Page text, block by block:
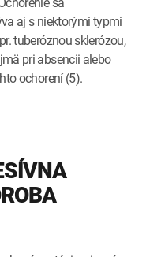
aj s niektorými typmi
tuberóznou sklerózou,
pri absencii alebo
ochorení (5).